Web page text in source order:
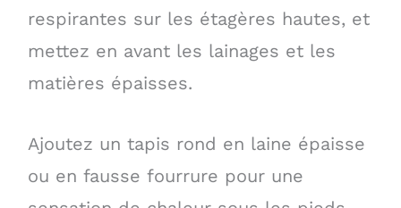
respirantes sur les étagères hautes, et
mettez en avant les lainages et les
matières épaisses.
Ajoutez un tapis rond en laine épaisse
ou en fausse fourrure pour une